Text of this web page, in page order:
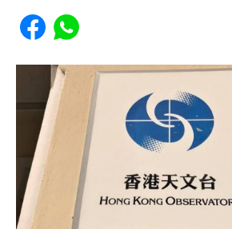
Share to Facebook
Share to WhatsApp